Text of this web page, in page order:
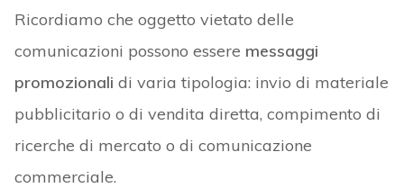
Ricordiamo che oggetto vietato delle
comunicazioni possono essere messaggi
promozionali di varia tipologia: invio di materiale
pubblicitario o di vendita diretta, compimento di
ricerche di mercato o di comunicazione
commerciale.